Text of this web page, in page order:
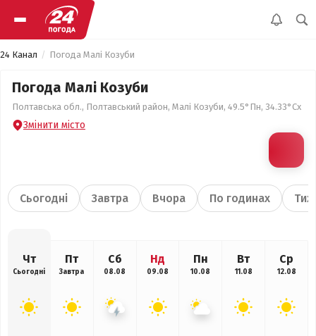
24 Канал Погода Малі Козуби
Погода Малі Козуби
Полтавська обл., Полтавський район, Малі Козуби, 49.5°Пн, 34.33°Сх
Змінити місто
Сьогодні Завтра Вчора По годинах
Чт
Сьогодні
Пт
Завтра
Сб
08.08
Нд
09.08
Пн
10.08
Вт
11.08
Ср
12.08